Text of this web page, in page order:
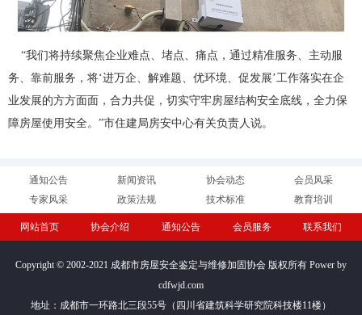
“我们将持续聚焦企业难点、堵点、痛点，通过精准服务、主动服
务、靠前服务，将‘进万企、解难题、优环境、促发展’工作落实在企
业发展的方方面面，合力共促，切实守牢房屋结构安全底线，全力保
障房屋使用安全。”市住建局房安中心有关负责人说。
通知公告 新闻资讯 协会动态
会员风采
专家风采
政策法规 技术标准 教育培训
网站首页 协会介绍 通知公告 会员服务 联系我们
Copyright © 2002-2021 成都市房屋安全鉴定与维修加固协会 版权所有 Power by
cdfwjd.com
地址：成都市一环路北三段55号（四川省建筑科学研究院科技楼11楼）